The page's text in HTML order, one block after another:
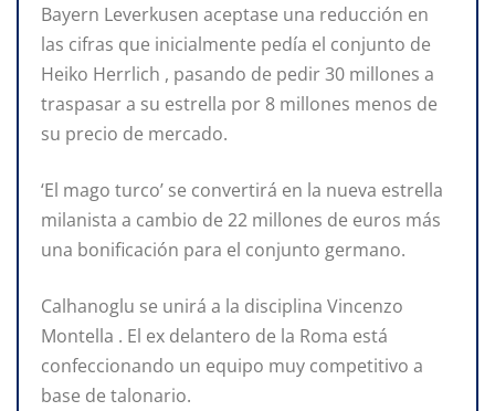
Bayern Leverkusen aceptase una reducción en
las cifras que inicialmente pedía el conjunto de
Heiko Herrlich , pasando de pedir 30 millones a
traspasar a su estrella por 8 millones menos de
su precio de mercado.
‘El mago turco’ se convertirá en la nueva estrella
milanista a cambio de 22 millones de euros más
una bonificación para el conjunto germano.
Calhanoglu se unirá a la disciplina Vincenzo
Montella . El ex delantero de la Roma está
confeccionando un equipo muy competitivo a
base de talonario.